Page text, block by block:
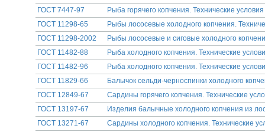
ГОСТ 7447-97
Рыба горячего копчения. Технические условия
ГОСТ 11298-65
Рыбы лососевые холодного копчения.
ГОСТ 11298-2002
Рыбы лососевые и сиговые холодного
ГОСТ 11482-88
Рыба холодного копчения. Технические
ГОСТ 11482-96
Рыба холодного копчения. Технические
ГОСТ 11829-66
Балычок сельди-черноспинки холодного
ГОСТ 12849-67
Сардины горячего копчения. Технические
ГОСТ 13197-67
Изделия балычные холодного копчения из
ГОСТ 13271-67
Сардины холодного копчения. Технические